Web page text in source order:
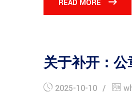
READ MORE
关于补开：
2025-10-10